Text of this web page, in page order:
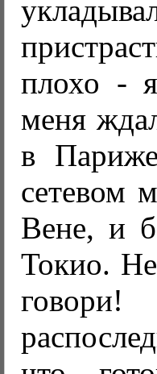
плохо -
меня
в
сетевом
Вене, и
Токио.